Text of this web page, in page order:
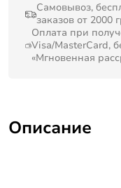
Самовывоз,
заказов от 2000
Оплата при
Visa/MasterCard,
«Мгновенная
Описание